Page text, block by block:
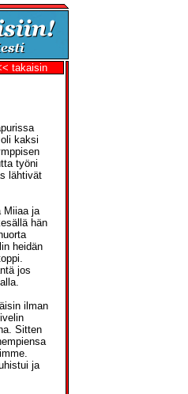
takaisin
kaksi
työni
lähtivät
Miiaa ja
hän
heidän
jos
ilman
Sitten
ja